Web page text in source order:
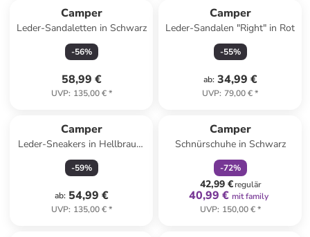
Camper
Leder-Sandaletten in Schwarz
-56%
58,99 €
UVP: 135,00 €*
Camper
Leder-Sandalen "Right" in Rot
-55%
ab: 34,99 €
UVP: 79,00 €*
Camper
Leder-Sneakers in Hellbraun/
Beige
-59%
ab: 54,99 €
UVP: 135,00 €*
Camper
Schnürschuhe in Schwarz
-72%
42,99 €regulär
40,99 € mit family
UVP: 150,00 €*